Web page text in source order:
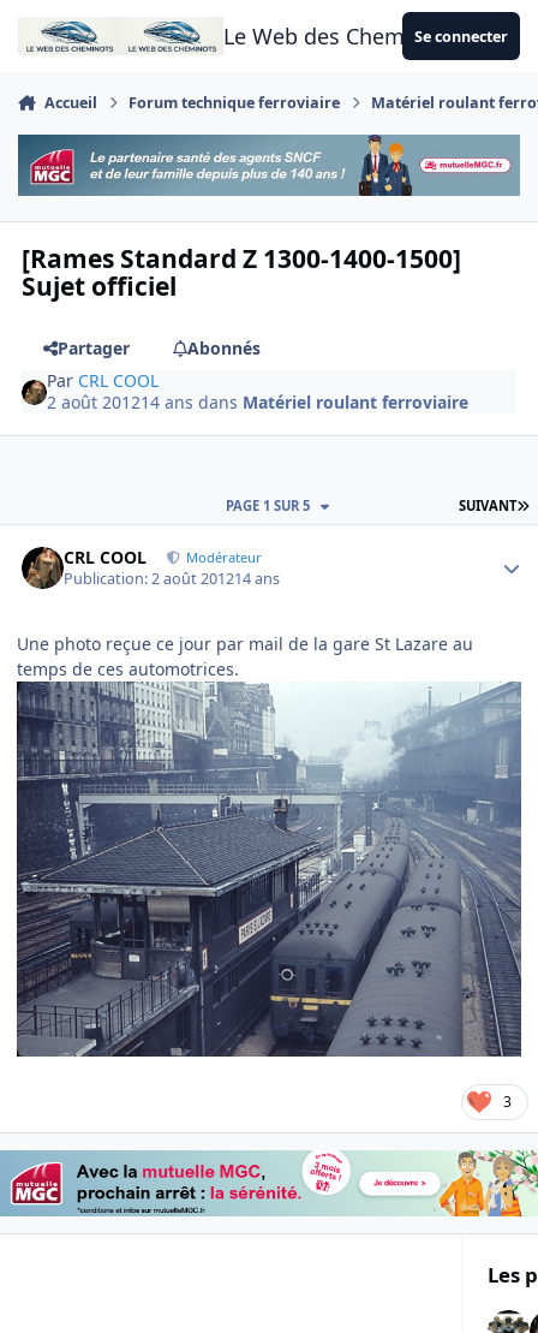
Aller au contenu
Le Web des CheminotsSe connecter
Accueil Forum technique ferroviaire Matériel roulant
[Rames Standard Z 1300-1400-1500]
Sujet officiel
Partager
Abonnés
Par CRL COOL
2 août 201214 ans dans Matériel roulant ferroviaire
SUIVANT
PAGE 1 SUR 5
CRL COOL Modérateur
Publication:2 août 201214 ans
Une photo reçue ce jour par mail de la gare St Lazare au
temps de ces automotrices.
3
Les